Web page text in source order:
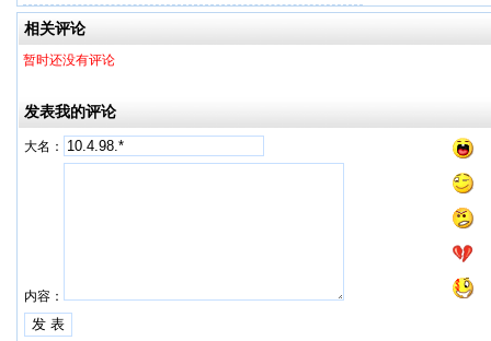
相关评论
暂时还没有评论
发表我的评论
大名：
内容：